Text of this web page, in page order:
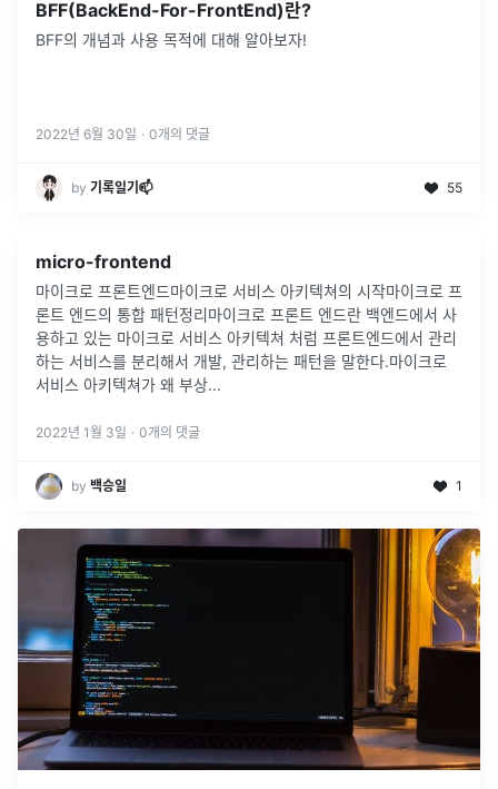
BFF(BackEnd-For-FrontEnd)란?
BFF의 개념과 사용 목적에 대해 알아보자!
2022년 6월 30일 · 0개의 댓글
by 기록일기📫 55
micro-frontend
마이크로 프론트엔드마이크로 서비스 아키텍쳐의 시작마이크로 프
론트 엔드의 통합 패턴정리마이크로 프론트 엔드란 백엔드에서 사
용하고 있는 마이크로 서비스 아키텍쳐 처럼 프론트엔드에서 관리
하는 서비스를 분리해서 개발, 관리하는 패턴을 말한다.마이크로
서비스 아키텍쳐가 왜 부상...
2022년 1월 3일 · 0개의 댓글
by 백승일 1